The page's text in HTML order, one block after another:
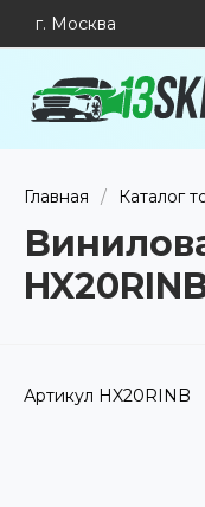
г. Москва
Главная / Каталог
Артикул HX20RINB